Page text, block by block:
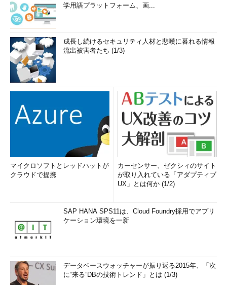
学用語プラットフォーム、画...
成長し続けるセキュリティ人材と悲嘆に暮れる情報
流出被害者たち (1/3)
マイクロソフトとレッドハットが
クラウドで提携
カーセンサー、ゼクシィのサイト
が取り入れている「アダプティブ
UX」とは何か (1/2)
SAP HANA SPS11は、Cloud Foundry採用でアプリ
ケーション環境を一新
データベースウォッチャーが振り返る2015年、「次
に“来る”DBの技術トレンド」とは (1/3)